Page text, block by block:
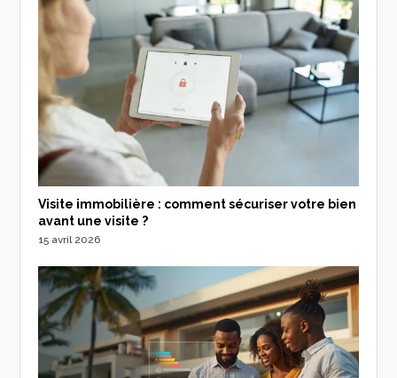
Visite immobilière : comment sécuriser votre bien
avant une visite ?
15 avril 2026